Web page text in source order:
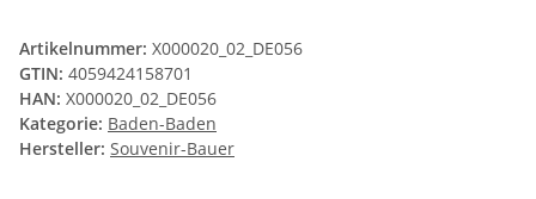
Artikelnummer: X000020_02_DE056
GTIN: 4059424158701
HAN: X000020_02_DE056
Kategorie: Baden-Baden
Hersteller: Souvenir-Bauer